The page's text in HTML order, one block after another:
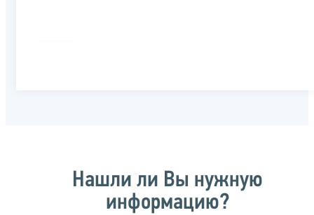
Нашли ли Вы нужную
информацию?